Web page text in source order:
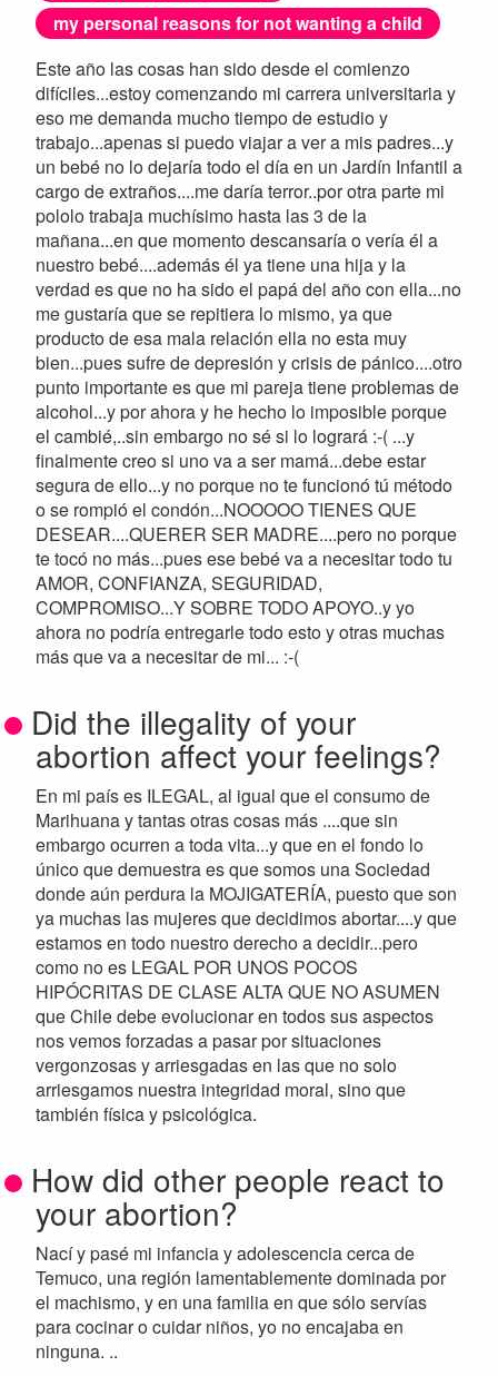
my personal reasons for not wanting a child
Este año las cosas han sido desde el comienzo
difíciles...estoy comenzando mi carrera universitaria y
eso me demanda mucho tiempo de estudio y
trabajo...apenas si puedo viajar a ver a mis padres...y
un bebé no lo dejaría todo el día en un Jardín Infantil a
cargo de extraños....me daría terror..por otra parte mi
pololo trabaja muchísimo hasta las 3 de la
mañana...en que momento descansaría o vería él a
nuestro bebé....además él ya tiene una hija y la
verdad es que no ha sido el papá del año con ella...no
me gustaría que se repitiera lo mismo, ya que
producto de esa mala relación ella no esta muy
bien...pues sufre de depresión y crisis de pánico....otro
punto importante es que mi pareja tiene problemas de
alcohol...y por ahora y he hecho lo imposible porque
el cambié,..sin embargo no sé si lo logrará :-( ...y
finalmente creo si uno va a ser mamá...debe estar
segura de ello...y no porque no te funcionó tú método
o se rompió el condón...NOOOOO TIENES QUE
DESEAR....QUERER SER MADRE....pero no porque
te tocó no más...pues ese bebé va a necesitar todo tu
AMOR, CONFIANZA, SEGURIDAD,
COMPROMISO...Y SOBRE TODO APOYO..y yo
ahora no podría entregarle todo esto y otras muchas
más que va a necesitar de mi... :-(
Did the illegality of your
abortion affect your feelings?
En mi país es ILEGAL, al igual que el consumo de
Marihuana y tantas otras cosas más ....que sin
embargo ocurren a toda vita...y que en el fondo lo
único que demuestra es que somos una Sociedad
donde aún perdura la MOJIGATERÍA, puesto que son
ya muchas las mujeres que decidimos abortar....y que
estamos en todo nuestro derecho a decidir...pero
como no es LEGAL POR UNOS POCOS
HIPÓCRITAS DE CLASE ALTA QUE NO ASUMEN
que Chile debe evolucionar en todos sus aspectos
nos vemos forzadas a pasar por situaciones
vergonzosas y arriesgadas en las que no solo
arriesgamos nuestra integridad moral, sino que
también física y psicológica.
How did other people react to
your abortion?
Nací y pasé mi infancia y adolescencia cerca de
Temuco, una región lamentablemente dominada por
el machismo, y en una familia en que sólo servías
para cocinar o cuidar niños, yo no encajaba en
ninguna. ..